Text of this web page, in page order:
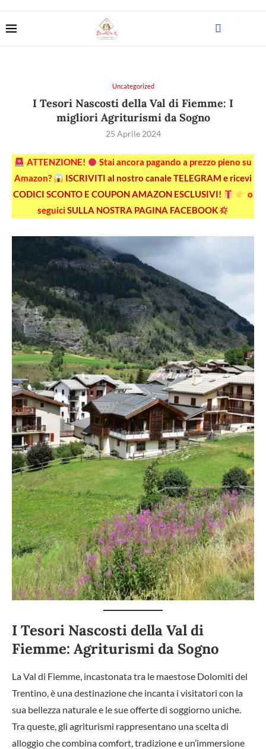
Uncategorized
I Tesori Nascosti della Val di Fiemme: I
migliori Agriturismi da Sogno
25 Aprile 2024
ATTENZIONE!
Stai ancora pagando a prezzo pieno su
Amazon?
ISCRIVITI al nostro canale TELEGRAM e ricevi
CODICI SCONTO E COUPON AMAZON ESCLUSIVI!
o
seguiciSULLA NOSTRA PAGINA FACEBOOK
I Tesori Nascosti della Val di
Fiemme: Agriturismi da Sogno
La Val di Fiemme, incastonata tra le maestose Dolomiti del
Trentino, è una destinazione che incanta i visitatori con la
sua bellezza naturale e le sue offerte di soggiorno uniche.
Tra queste, gli agriturismi rappresentano una scelta di
alloggio che combina comfort, tradizione e un’immersione